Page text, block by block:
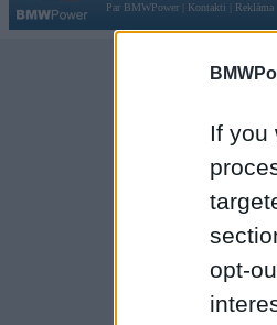
If you
opt-
Par BMWPower
Kontakti Reklāma